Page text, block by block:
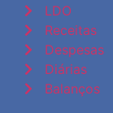
LDO
Receitas
Despesas
Diárias
Balanços